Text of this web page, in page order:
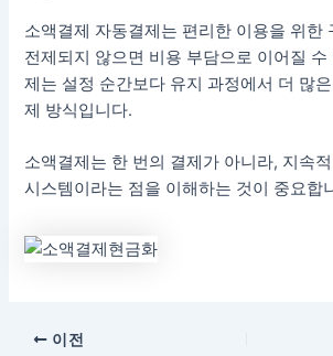
소액결제 자동결제는 편리한 이용을 위한
전제되지 않으면 비용 부담으로 이어질 수
제는 설정 순간보다 유지 과정에서 더 많
제 방식입니다.
소액결제는 한 번의 결제가 아니라, 지속
시스템이라는 점을 이해하는 것이 중요합
이전